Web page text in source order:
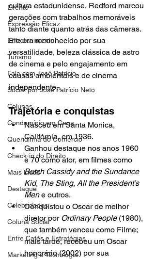
Evento
Expressão Eficaz
Entretenimento
Turismo
Fala com José Patrício
Social por José Patrício Neto
Colunas
Condomínio em Cena
Queridinha do Comércio
Check-in do Direito
Mais Lidas
Destaque
Celebridades
Coluna Social
Entre Cafés e Estratégias
Marketing e Tecnologia
cultura estadunidense, Redford marcou
gerações com trabalhos memoráveis
tanto diante quanto atrás das câmeras.
Ele era reconhecido por sua
versatilidade, beleza clássica de astro
de cinema e pelo engajamento em
causas ambientais e de cinema
independente.
Trajetória e conquistas
Nasceu em Santa Monica,
Califórnia, em 1936.
Ganhou destaque nos anos 1960
e 70 como ator, em filmes como
Butch Cassidy and the Sundance
Kid, The Sting, All the President’s
Men e outros.
Conquistou o Oscar de melhor
diretor por Ordinary People (1980),
que também venceu como Filme;
mais tarde, recebeu um Oscar
honorário (2002) por sua